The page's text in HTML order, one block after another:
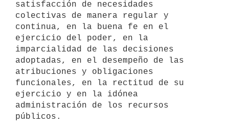
satisfacción de necesidades
colectivas de manera regular y
continua, en la buena fe en el
ejercicio del poder, en la
imparcialidad de las decisiones
adoptadas, en el desempeño de las
atribuciones y obligaciones
funcionales, en la rectitud de su
ejercicio y en la idónea
administración de los recursos
públicos.